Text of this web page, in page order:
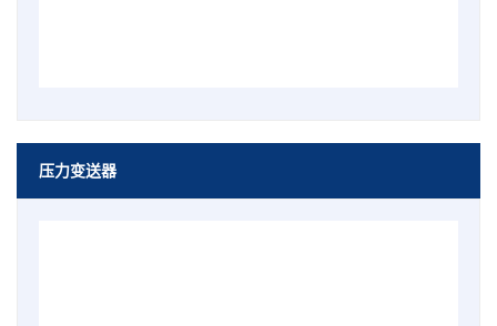
压力变送器